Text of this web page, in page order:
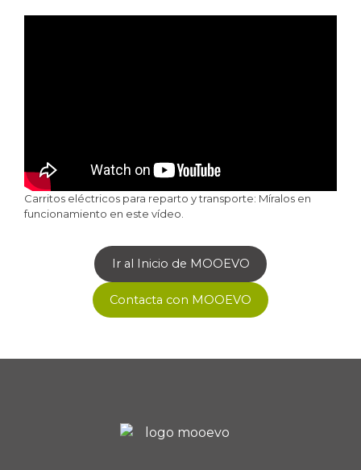
Carritos eléctricos para reparto y transporte: Míralos en
funcionamiento en este vídeo.
Ir al Inicio de MOOEVO
Contacta con MOOEVO